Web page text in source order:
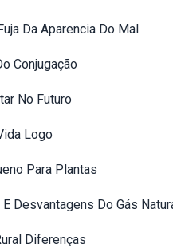
Da Aparencia Do Mal
Conjugação
No Futuro
Logo
Para Plantas
Desvantagens Do Gás
Diferenças